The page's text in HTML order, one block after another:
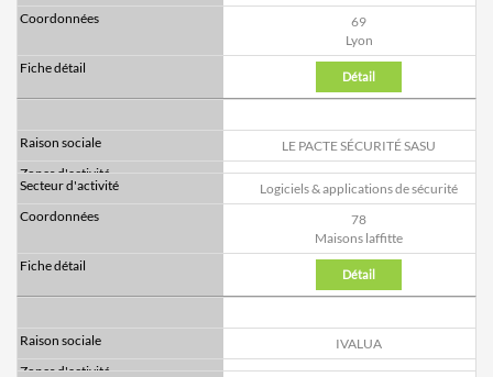
69
Lyon
Détail
LE PACTE SÉCURITÉ SASU
Logiciels & applications de sécurité
78
Maisons laffitte
Détail
IVALUA